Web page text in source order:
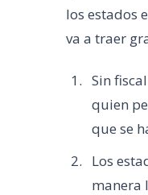
los estados
va a traer
Sin
quien
que se
Los
manera